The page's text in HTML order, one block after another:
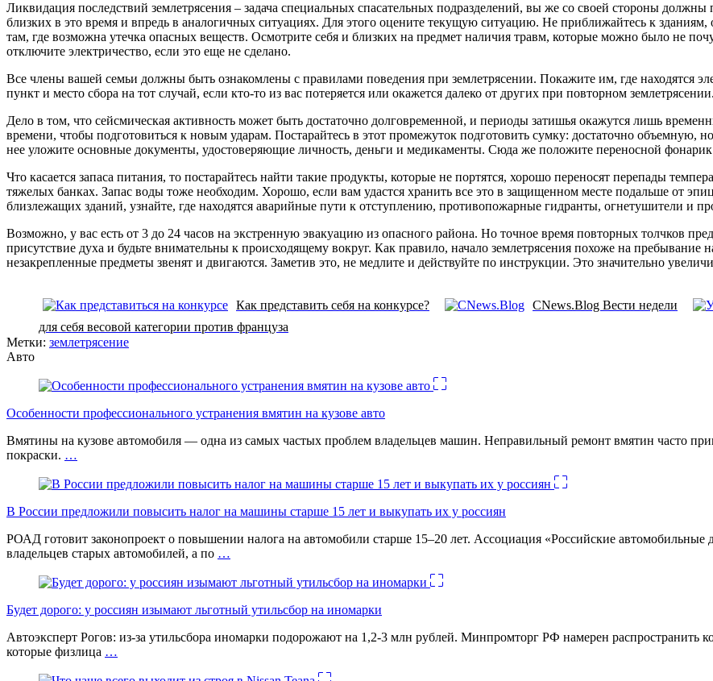
Ликвидация последствий землетрясения – задача специальных спасательных подразделений, вы же со своей стороны должны
близких в это время и впредь в аналогичных ситуациях. Для этого оцените текущую ситуацию. Не приближайтесь к
там, где возможна утечка опасных веществ. Осмотрите себя и близких на предмет наличия травм, которые можно было не
отключите электричество, если это еще не сделано.
Все члены вашей семьи должны быть ознакомлены с правилами поведения при землетрясении. Покажите им, где находятся
пункт и место сбора на тот случай, если кто-то из вас потеряется или окажется далеко от других при повторном землетрясении.
Дело в том, что сейсмическая активность может быть достаточно долговременной, и периоды затишья окажутся лишь
времени, чтобы подготовиться к новым ударам. Постарайтесь в этот промежуток подготовить сумку: достаточно объемную,
нее уложите основные документы, удостоверяющие личность, деньги и медикаменты. Сюда же положите переносной
Что касается запаса питания, то постарайтесь найти такие продукты, которые не портятся, хорошо переносят перепады
тяжелых банках. Запас воды тоже необходим. Хорошо, если вам удастся хранить все это в защищенном месте подальше от
близлежащих зданий, узнайте, где находятся аварийные пути к отступлению, противопожарные гидранты, огнетушители и
Возможно, у вас есть от 3 до 24 часов на экстренную эвакуацию из опасного района. Но точное время повторных толчков
присутствие духа и будьте внимательны к происходящему вокруг. Как правило, начало землетрясения похоже на пребывание
незакрепленные предметы звенят и двигаются. Заметив это, не медлите и действуйте по инструкции. Это значительно
Как представить себя на конкурсе? CNews.Blog Вести недели
для себя весовой категории против француза
Метки: землетрясение
Авто
Особенности профессионального устранения вмятин на кузове авто
Вмятины на кузове автомобиля — одна из самых частых проблем владельцев машин. Неправильный ремонт вмятин часто
покраски. …
В России предложили повысить налог на машины старше 15 лет и выкупать их у россиян
РОАД готовит законопроект о повышении налога на автомобили старше 15–20 лет. Ассоциация «Российские
владельцев старых автомобилей, а по …
Будет дорого: у россиян изымают льготный утильсбор на иномарки
Автоэксперт Рогов: из-за утильсбора иномарки подорожают на 1,2-3 млн рублей. Минпромторг РФ намерен распространить
которые физлица …